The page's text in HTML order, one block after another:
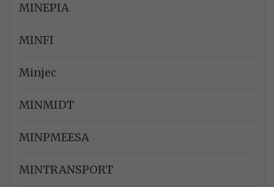
MINEPIA
MINFI
Minjec
MINMIDT
MINPMEESA
MINTRANSPORT